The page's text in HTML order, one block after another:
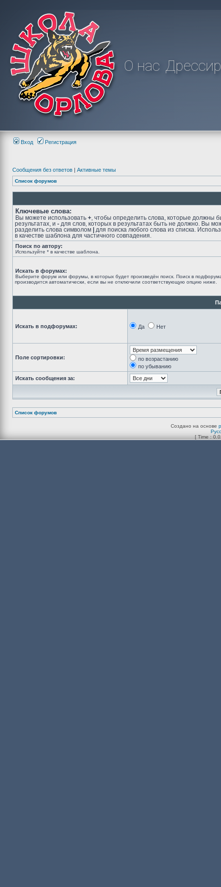
О нас
Вход Регистрация
Сообщения без ответов | Активные темы
Список форумов
Ключевые слова:
Вы можете использовать + , чтобы определить слова, которые должны
результатах, и - для слов, которых в результатах быть не должно. Вы
разделить слова символом
для поиска любого слова из списка.
в качестве шаблона для частичного совпадения.
Поиск по автору:
Используйте * в качестве шаблона.
Искать в форумах:
Выберите форум или форумы, в которых будет произведён поиск. Поиск в
производится автоматически, если вы не отключили соответствующую опцию ниже.
Искать в подфорумах: Да Нет
Поле сортировки:
по возрастанию
по убыванию
Искать сообщения за:
Список форумов
Создано на основе
[ Time :